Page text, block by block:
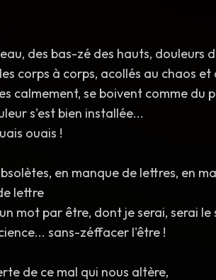
des bas-zé des hauts, douleurs
corps à corps, acollés au chaos et
calmement, se boivent comme du
s'est bien installée...
ouais !
en manque de lettres, en
lettre
mot par être, dont je serai, serai le
sans-zéffacer l'être !
de ce mal qui nous altère,